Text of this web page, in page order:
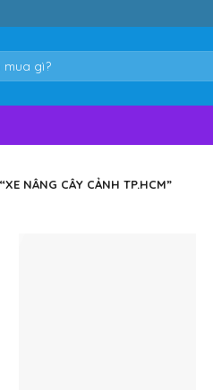
NÂNG CÂY CẢNH TP.HCM”